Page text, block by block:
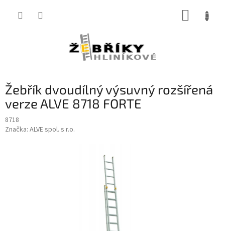
Žebřík dvoudílný výsuvný rozšířená
verze ALVE 8718 FORTE
8718
Značka: ALVE spol. s r.o.